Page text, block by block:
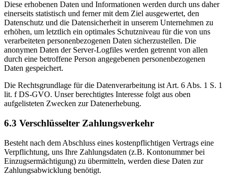
Diese erhobenen Daten und Informationen werden durch uns daher
einerseits statistisch und ferner mit dem Ziel ausgewertet, den
Datenschutz und die Datensicherheit in unserem Unternehmen zu
erhöhen, um letztlich ein optimales Schutzniveau für die von uns
verarbeiteten personenbezogenen Daten sicherzustellen. Die
anonymen Daten der Server-Logfiles werden getrennt von allen
durch eine betroffene Person angegebenen personenbezogenen
Daten gespeichert.
Die Rechtsgrundlage für die Datenverarbeitung ist Art. 6 Abs. 1 S. 1
lit. f DS-GVO. Unser berechtigtes Interesse folgt aus oben
aufgelisteten Zwecken zur Datenerhebung.
6.3 Verschlüsselter Zahlungsverkehr
Besteht nach dem Abschluss eines kostenpflichtigen Vertrags eine
Verpflichtung, uns Ihre Zahlungsdaten (z.B. Kontonummer bei
Einzugsermächtigung) zu übermitteln, werden diese Daten zur
Zahlungsabwicklung benötigt.